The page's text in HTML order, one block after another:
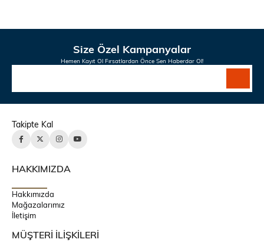
Size Özel Kampanyalar
Hemen Kayıt Ol Fırsatlardan Önce Sen Haberdar Ol!
Takipte Kal
HAKKIMIZDA
Hakkımızda
Mağazalarımız
İletişim
MÜŞTERİ İLİŞKİLERİ